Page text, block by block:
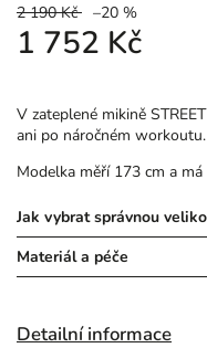
2 190 Kč –20 %
1 752 Kč
V zateplené mikině
ani po náročném workoutu.
Modelka měří 173 cm a
Jak vybrat správnou
Materiál a péče
Detailní informace